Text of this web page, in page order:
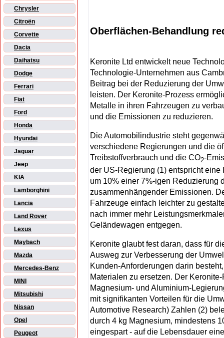
Chrysler
Citroën
Corvette
Dacia
Daihatsu
Dodge
Ferrari
Fiat
Ford
Honda
Hyundai
Jaguar
Jeep
KIA
Lamborghini
Lancia
Land Rover
Lexus
Maybach
Mazda
Mercedes-Benz
MINI
Mitsubishi
Nissan
Opel
Peugeot
Oberflächen-Behandlung
Keronite Ltd entwickelt neue
Technologie-Unternehmen aus
Beitrag bei der Reduzierung der
leisten. Der Keronite-Prozess
Metalle in ihren Fahrzeugen zu
und die Emissionen zu reduzieren.
Die Automobilindustrie steht
verschiedene Regierungen und die
Treibstoffverbrauch und die CO2-
der US-Regierung (1) entspricht
um 10% einer 7%-igen Reduzierung
zusammenhängender Emissionen.
Fahrzeuge einfach leichter zu
nach immer mehr
Geländewagen entgegen.
Keronite glaubt fest daran, dass für
Ausweg zur Verbesserung der
Kunden-Anforderungen darin
Materialen zu ersetzen. Der
Magnesium- und Aluminium-
mit signifikanten Vorteilen für die
Automotive Research) Zahlen (2)
durch 4 kg Magnesium, mindestens
eingespart - auf die Lebensdauer